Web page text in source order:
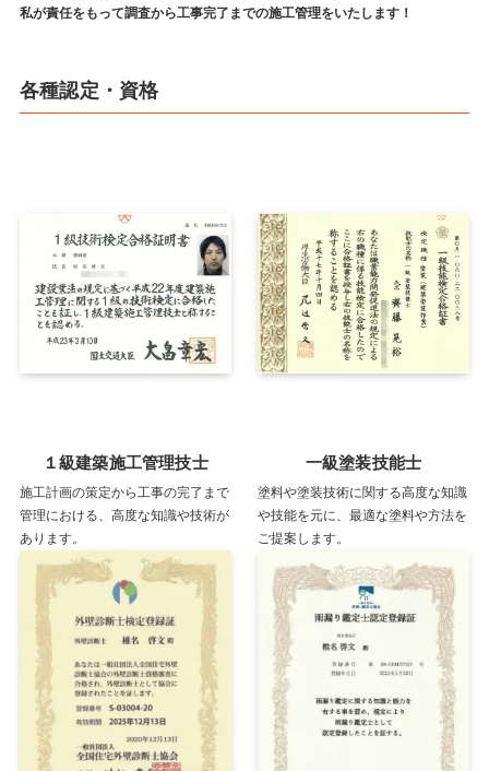
私が責任をもって調査から工事完了までの施工管理をいたします！
各種認定・資格
１級建築施工管理技士
施工計画の策定から工事の完了まで
管理における、高度な知識や技術が
あります。
一級塗装技能士
塗料や塗装技術に関する高度な知識
や技能を元に、最適な塗料や方法を
ご提案します。